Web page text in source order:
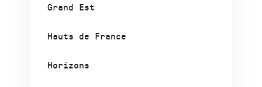
Grand Est
Hauts de France
Horizons